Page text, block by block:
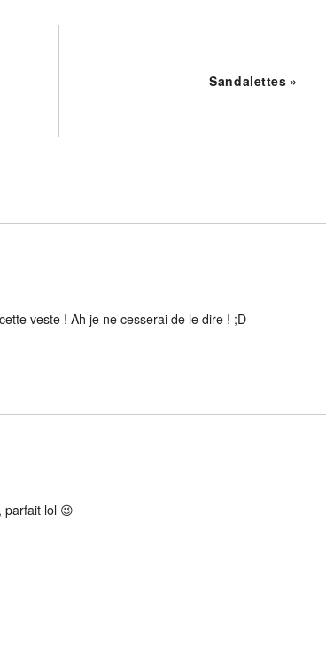
Sandalettes »
veste ! Ah je ne cesserai de le dire ! ;D
parfait lol 😉